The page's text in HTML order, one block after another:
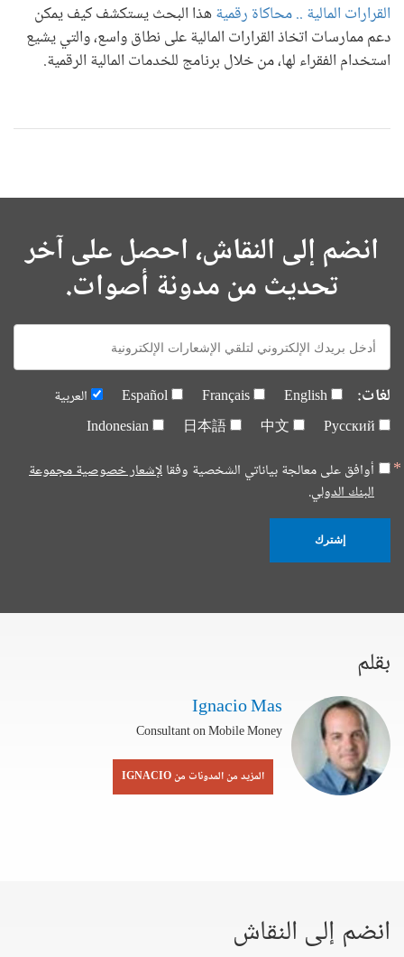
القرارات المالية .. محاكاة رقميةهذا البحث يستكشف كيف يمكن
دعم ممارسات اتخاذ القرارات المالية على نطاق واسع، والتي يشيع
استخدام الفقراء لها، من خلال برنامج للخدمات المالية الرقمية.
انضم إلى النقاش، احصل على آخر
تحديث من مدونة أصوات.
E-
mail:
لغات: English
Français
Español
العربية
Русский
中文
日本語
Indonesian
أوافق على معالجة بياناتي الشخصية وفقالإشعار خصوصية مجموعة
البنك الدولي.
إشترك
بقلم
Ignacio Mas
Consultant on Mobile Money
المزيد من المدونات من IGNACIO
انضم إلى النقاش